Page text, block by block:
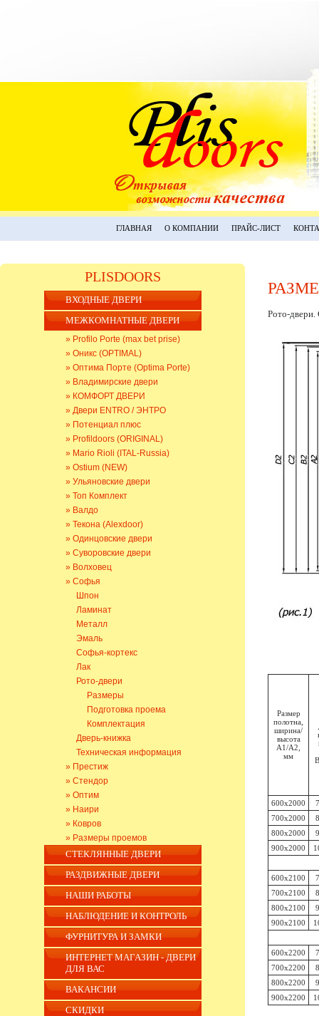
ГЛАВНАЯ О КОМПАНИИ ПРАЙС-ЛИСТ
PLISDOORS
ВХОДНЫЕ ДВЕРИ
МЕЖКОМНАТНЫЕ ДВЕРИ
» Profilo Porte (max bet prise)
» Оникс (OPTIMAL)
» Оптима Порте (Optima Porte)
» Владимирские двери
» КОМФОРТ ДВЕРИ
» Двери ENTRO / ЭНТРО
» Потенциал плюс
» Profildoors (ORIGINAL)
» Mario Rioli (ITAL-Russia)
» Ostium (NEW)
» Ульяновские двери
» Топ Комплект
» Валдо
» Текона (Alexdoor)
» Одинцовские двери
» Суворовские двери
» Волховец
» Софья
Шпон
Ламинат
Металл
Эмаль
Софья-кортекс
Лак
Рото-двери
Размеры
Подготовка проема
Комплектация
Дверь-книжка
Техническая информация
» Престиж
» Стендор
» Оптим
» Наири
» Ковров
» Размеры проемов
СТЕКЛЯННЫЕ ДВЕРИ
РАЗДВИЖНЫЕ ДВЕРИ
НАШИ РАБОТЫ
НАБЛЮДЕНИЕ И КОНТРОЛЬ
ФУРНИТУРА И ЗАМКИ
ИНТЕРНЕТ МАГАЗИН - ДВЕРИ
ДЛЯ ВАС
ВАКАНСИИ
СКИДКИ
Рото-двери.
Размер
полотна,
ширина/
высота
А1/А2,
мм
600x2000
700x2000
800x2000
900x2000
600x2100
700x2100
800x2100
900x2100
600x2200
700x2200
800x2200
900x2200